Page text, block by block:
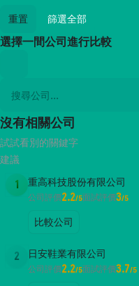
重置 篩選全部
選擇一間公司進行比較
沒有相關公司
試試看別的關鍵字
建議
1 重高科技股份有限公司
公司評價2.2/5面試評價3/5
比較公司
2 日安鞋業有限公司
公司評價2.2/5面試評價3.7/5